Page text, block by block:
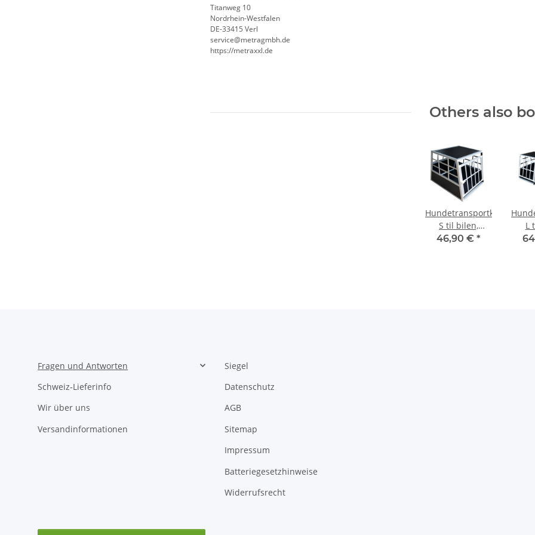
Titanweg 10
Nordrhein-Westfalen
DE-33415 Verl
service@metragmbh.de
https://metraxxl.de
Others also
Hundetransportkasse
S til bilen,
rejsekasse,
46,90 € *
L
Fragen und Antworten
Schweiz-Lieferinfo
Wir über uns
Versandinformationen
Siegel
Datenschutz
AGB
Sitemap
Impressum
Batteriegesetzhinweise
Widerrufsrecht